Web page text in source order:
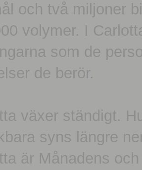
och två miljoner
volymer. I
som de
de berör.
växer ständigt.
syns längre
är Månadens